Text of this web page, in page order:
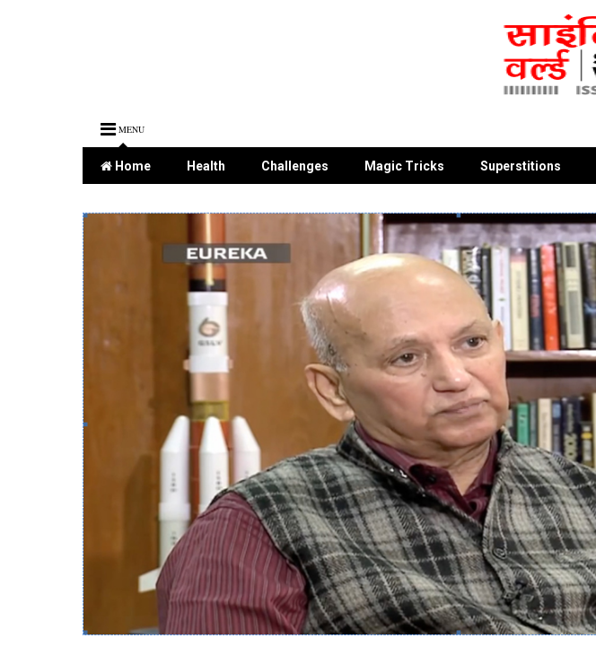
MENU
Home Health Challenges Magic Tricks Superstitions